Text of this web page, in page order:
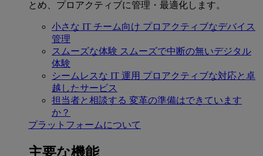
とめ、プロアクティブに管理・最適化します。
小さな IT チーム向け プロアクティブなデバイス
管理
スムーズな体験 スムーズで中断の無いデジタル
体験
シームレスな IT 運用 プロアクティブな対応と卓
越したサービス
担当者と相談する 変革の準備はできています
か？
プラットフォームについて
主要な機能